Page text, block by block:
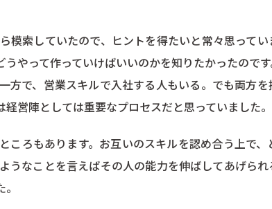
索していたので、ヒントを得たいと常々思って
やって作っていけばいいのかを知りたかったので
で、営業スキルで入社する人もいる。でも両方
営陣としては重要なプロセスだと思っていました。
ろもあります。お互いのスキルを認め合う上で
うなことを言えばその人の能力を伸ばしてあげら